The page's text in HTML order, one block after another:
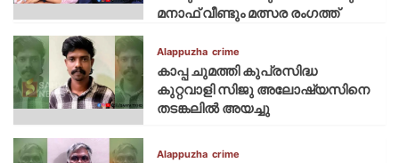
മനാഫ് വീണ്ടും മത്സര രംഗത്ത്
Alappuzha crime
കാപ്പ ചുമത്തി കുപ്രസിദ്ധ
കുറ്റവാളി സിജു അലോഷ്യസിനെ
തടങ്കലിൽ അയച്ചു
Alappuzha crime